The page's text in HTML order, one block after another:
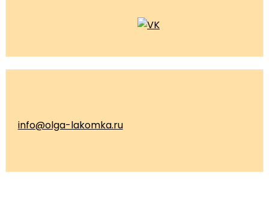
info@olga-lakomka.ru